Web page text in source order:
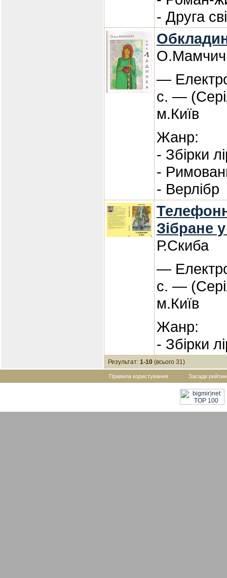
- Друга
О.Мамчич
—
с. —
м.Київ
Жанр:
- Збірки
-
- Верлібр
Зібране
Р.Скиба
—
с. —
м.Київ
Жанр:
- Збірки
Результат: 1-10 (всього 31)
Правила користування Засади